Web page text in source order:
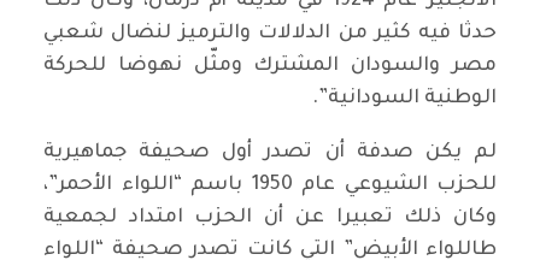
حدثا فيه كثير من الدلالات والترميز لنضال شعبي
مصر والسودان المشترك ومثّل نهوضا للحركة
الوطنية السودانية”.
لم يكن صدفة أن تصدر أول صحيفة جماهيرية
للحزب الشيوعي عام 1950 باسم “اللواء الأحمر”،
وكان ذلك تعبيرا عن أن الحزب امتداد لجمعية
طاللواء الأبيض” التي كانت تصدر صحيفة “اللواء